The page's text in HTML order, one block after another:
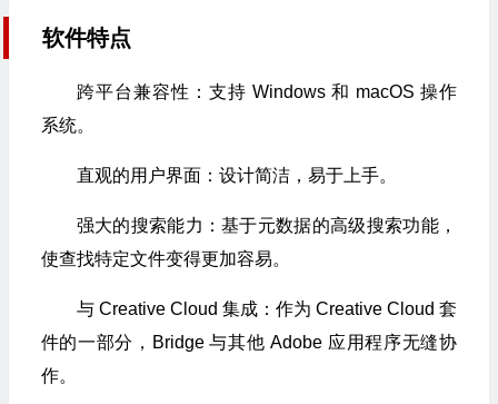
软件特点
跨平台兼容性：支持 Windows 和 macOS 操作
系统。
直观的用户界面：设计简洁，易于上手。
强大的搜索能力：基于元数据的高级搜索功能，
使查找特定文件变得更加容易。
与 Creative Cloud 集成：作为 Creative Cloud 套
件的一部分，Bridge 与其他 Adobe 应用程序无缝协
作。